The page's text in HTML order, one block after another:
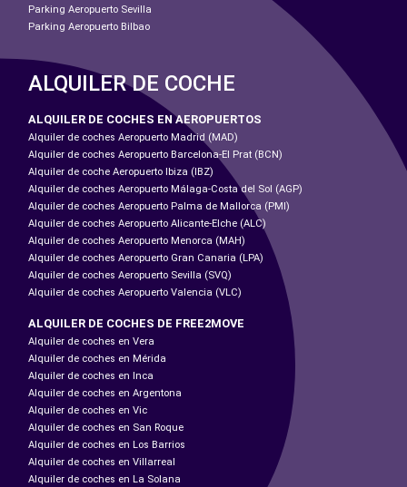
Parking Aeropuerto Sevilla
Parking Aeropuerto Bilbao
ALQUILER DE COCHE
ALQUILER DE COCHES EN AEROPUERTOS
Alquiler de coches Aeropuerto Madrid (MAD)
Alquiler de coches Aeropuerto Barcelona-El Prat (BCN)
Alquiler de coche Aeropuerto Ibiza (IBZ)
Alquiler de coches Aeropuerto Málaga-Costa del Sol (AGP)
Alquiler de coches Aeropuerto Palma de Mallorca (PMI)
Alquiler de coches Aeropuerto Alicante-Elche (ALC)
Alquiler de coches Aeropuerto Menorca (MAH)
Alquiler de coches Aeropuerto Gran Canaria (LPA)
Alquiler de coches Aeropuerto Sevilla (SVQ)
Alquiler de coches Aeropuerto Valencia (VLC)
ALQUILER DE COCHES DE FREE2MOVE
Alquiler de coches en Vera
Alquiler de coches en Mérida
Alquiler de coches en Inca
Alquiler de coches en Argentona
Alquiler de coches en Vic
Alquiler de coches en San Roque
Alquiler de coches en Los Barrios
Alquiler de coches en Villarreal
Alquiler de coches en La Solana